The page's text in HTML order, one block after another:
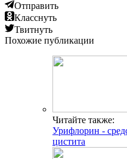
Отправить
Класснуть
Твитнуть
Похожие публикации
Читайте также:
Урифлорин -
цистита